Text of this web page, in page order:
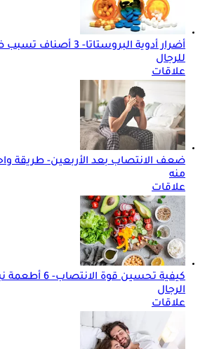
أضرار أدوية البروستاتا-
للرجال
علاقات
ضعف الانتصاب بعد الأربعين- طريقة
منه
علاقات
كيفية تحسين قوة
الرجال
علاقات